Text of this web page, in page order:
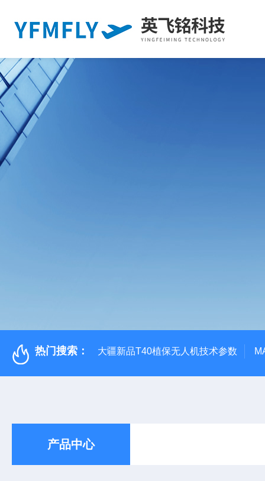
热门搜索： 大疆新品T40植保无人机技术参数
产品中心